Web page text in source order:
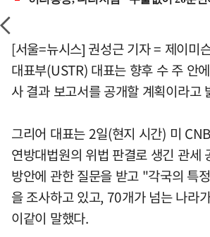
[서울=뉴시스] 권성근 기자 = 제이미
대표부(USTR) 대표는 향후 수 주 안
사 결과 보고서를 공개할 계획이라고
그리어 대표는 2일(현지 시간) 미
연방대법원의 위법 판결로 생긴 관세
방안에 관한 질문을 받고 "각국의 특
을 조사하고 있고, 70개가 넘는 나라
이같이 말했다.